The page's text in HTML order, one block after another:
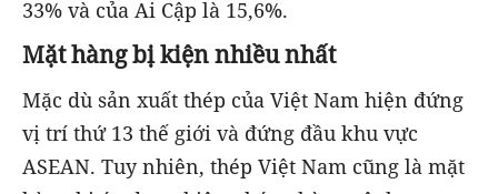
33% và của Ai Cập là 15,6%.
Mặt hàng bị kiện nhiều nhất
Mặc dù sản xuất thép của Việt Nam hiện đứng
vị trí thứ 13 thế giới và đứng đầu khu vực
ASEAN. Tuy nhiên, thép Việt Nam cũng là mặt